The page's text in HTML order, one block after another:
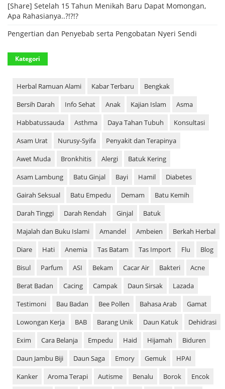
[Share] Setelah 15 Tahun Menikah Baru Dapat Momongan,
Apa Rahasianya..?!?!?
Pengertian dan Penyebab serta Pengobatan Nyeri Sendi
Kategori
Herbal Ramuan Alami Kabar Terbaru
Bengkak
Bersih Darah
Info Sehat Anak Kajian Islam
Asma
Habbatussauda
Asthma Daya Tahan Tubuh
Konsultasi
Asam Urat
Nurusy-Syifa
Penyakit dan Terapinya
Awet Muda
Bronkhitis Alergi
Batuk Kering
Asam Lambung
Batu Ginjal Bayi Hamil
Diabetes
Gairah Seksual
Batu Empedu Demam
Batu Kemih
Darah Tinggi
Darah Rendah Ginjal
Batuk
Majalah dan Buku Islami
Amandel Ambeien
Berkah Herbal
Diare
Hati Anemia Tas Batam Tas Import Flu
Blog
Bisul
Parfum ASI Bekam Cacar Air Bakteri
Acne
Berat Badan
Cacing Campak Daun Sirsak
Lazada
Testimoni
Bau Badan Bee Pollen Bahasa Arab
Gamat
Lowongan Kerja
BAB Barang Unik Daun Katuk
Dehidrasi
Exim
Cara Belanja Empedu Haid Hijamah
Biduren
Daun Jambu Biji
Daun Saga Emory Gemuk
HPAI
Kanker
Aroma Terapi Autisme Benalu Borok Encok